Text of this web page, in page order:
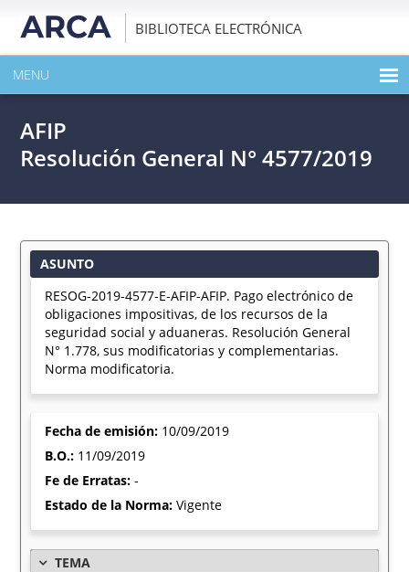
BIBLIOTECA ELECTRÓNICA
MENU
EXPANDIR TODO EL CONTENIDO DE LA PUBLICACIÓN
AFIP
Resolución General N° 4577/2019
ASUNTO
RESOG-2019-4577-E-AFIP-AFIP. Pago electrónico de
obligaciones impositivas, de los recursos de la
seguridad social y aduaneras. Resolución General
N° 1.778, sus modificatorias y complementarias.
Norma modificatoria.
Fecha de emisión: 10/09/2019
B.O.: 11/09/2019
Fe de Erratas:-
Estado de la Norma:Vigente
TEMA